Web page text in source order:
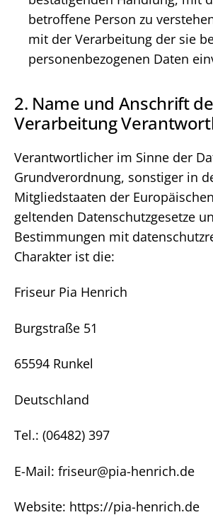
betroffene Person zu
mit der Verarbeitung der sie
personenbezogenen Daten
2. Name und Anschrift
Verarbeitung
Verantwortlicher im Sinne der
Grundverordnung, sonstiger in
Mitgliedstaaten der
geltenden Datenschutzgesetze
Bestimmungen mit
Charakter ist die:
Friseur Pia Henrich
Burgstraße 51
65594 Runkel
Deutschland
Tel.: (06482) 397
E-Mail: friseur@pia-henrich.de
Website: https://pia-henrich.de